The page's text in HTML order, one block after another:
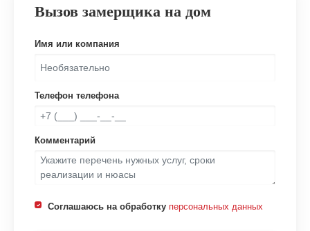
Вызов замерщика на дом
Имя или компания
Телефон телефона
Комментарий
Соглашаюсь на обработку персональных данных